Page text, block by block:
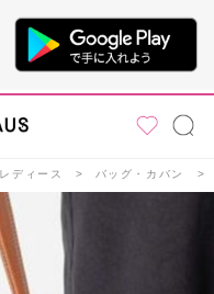
レディース バッグ・カバン